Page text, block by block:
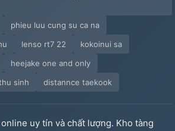
phieu luu cung su ca na
lenso rt7 22
kokoinui sa
heejake one and only
sinh
distannce taekook
online uy tín và chất lượng. Kho tàng